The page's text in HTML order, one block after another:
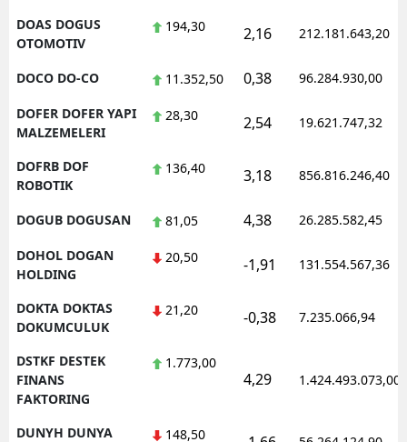
DOAS DOGUS
OTOMOTIV
194,30 2,16 212.181.643,20
DOCO DO-CO 11.352,50 0,38 96.284.930,00
DOFER DOFER YAPI
MALZEMELERI
28,30 2,54 19.621.747,32
DOFRB DOF
ROBOTIK
136,40 3,18 856.816.246,40
DOGUB DOGUSAN 81,05 4,38 26.285.582,45
DOHOL DOGAN
HOLDING
20,50 -1,91 131.554.567,36
DOKTA DOKTAS
DOKUMCULUK
21,20 -0,38 7.235.066,94
DSTKF DESTEK
FINANS
FAKTORING
1.773,00
4,29 1.424.493.073,00
DUNYH DUNYA 148,50